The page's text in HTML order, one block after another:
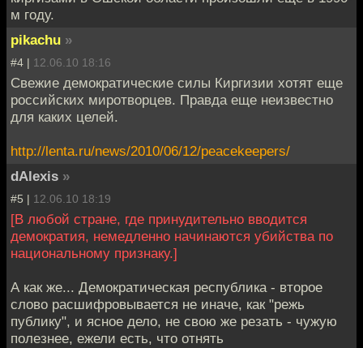
м году.
pikachu »
#4 | 12.06.10 18:16
Свежие демократические силы Киргизии хотят еще
российских миротворцев. Правда еще неизвестно
для каких целей.
http://lenta.ru/news/2010/06/12/peacekeepers/
dAlexis »
#5 | 12.06.10 18:19
[В любой стране, где принудительно вводится
демократия, немедленно начинаются убийства по
национальному признаку.]
А как же... Демократическая республика - второе
слово расшифровывается не иначе, как "режь
публику", и ясное дело, не свою же резать - чужую
полезнее, ежели есть, что отнять